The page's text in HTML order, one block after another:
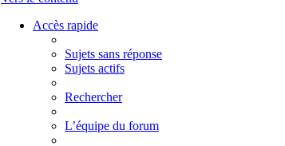
Accès rapide
Sujets sans réponse
Sujets actifs
Rechercher
L’équipe du forum